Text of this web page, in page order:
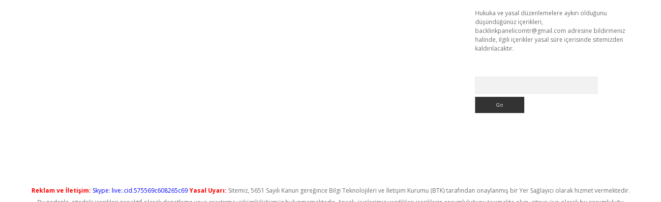
Hukuka ve yasal düzenlemelere aykırı olduğunu
düşündüğünüz içerikleri,
backlinkpanelicomtr@gmail.com adresine bildirmeniz
halinde, ilgili içerikler yasal süre içerisinde sitemizden
kaldırılacaktır.
Reklam ve İletişim: Skype: live:.cid.575569c608265c69 Yasal Uyarı: Sitemiz, 5651 Sayılı Kanun gereğince Bilgi Teknolojileri ve İletişim Kurumu (BTK) tarafından onaylanmış bir Yer Sağlayıcı olarak hizmet vermektedir.